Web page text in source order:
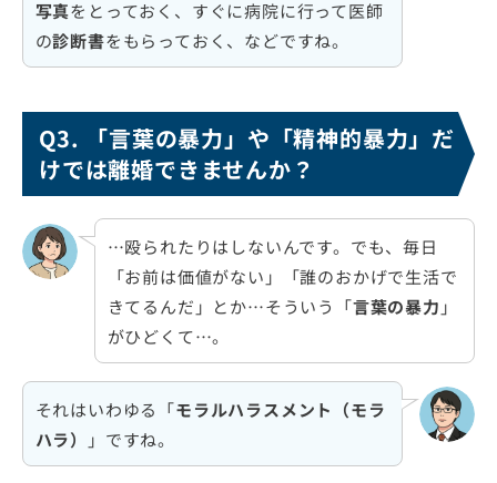
写真をとっておく、すぐに病院に行って医師
の診断書をもらっておく、などですね。
Q3. 「言葉の暴力」や「精神的暴力」だ
けでは離婚できませんか？
…殴られたりはしないんです。でも、毎日
「お前は価値がない」「誰のおかげで生活で
きてるんだ」とか…そういう「言葉の暴力 」
がひどくて…。
それはいわゆる「モラルハラスメント（モラ
ハラ）
」ですね。